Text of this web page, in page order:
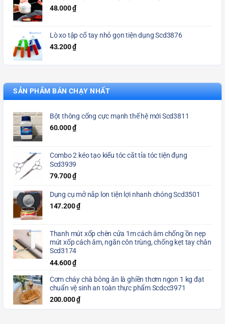
48.000₫
Lò xo tập cổ tay nhỏ gọn tiện dụng Scd3876
43.200₫
SẢN PHẨM BÁN CHẠY NHẤT
Bột thông cống cực mạnh thế hệ mới Scd3811
60.000₫
Combo 2 kéo tạo kiểu tóc cắt tỉa tóc tiện đụng
Scd3939
79.700₫
Dụng cụ mở nắp lon tiện lợi nhanh chóng Scd3501
147.200₫
Thanh mút xốp chèn cửa 1m cách âm chống ồn nẹp
mút xốp cách âm, ngăn côn trùng, chống kẹt tay chân
Scd3174
44.600₫
Cơm cháy chà bông ăn là ghiền thơm ngon 1 kg đạt
chuẩn vệ sinh an toàn thực phẩm Scdcc3971
200.000₫